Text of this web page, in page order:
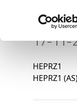
17-11-
HEPRZ1
HEPRZ1